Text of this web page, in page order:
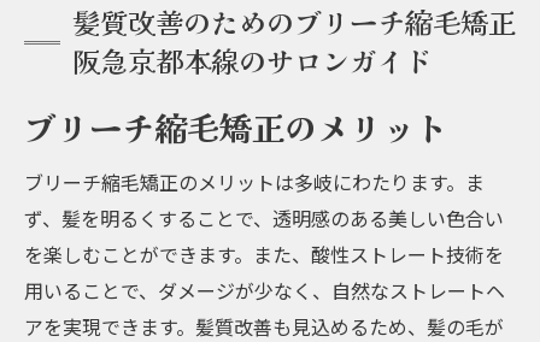
髪質改善のためのブリーチ縮毛矯正
阪急京都本線のサロンガイド
ブリーチ縮毛矯正のメリット
ブリーチ縮毛矯正のメリットは多岐にわたります。ま
ず、髪を明るくすることで、透明感のある美しい色合い
を楽しむことができます。また、酸性ストレート技術を
用いることで、ダメージが少なく、自然なストレートヘ
アを実現できます。髪質改善も見込めるため、髪の毛が